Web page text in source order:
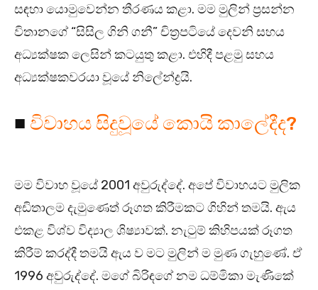
සඳහා යොමුවෙන්න තීරණය කළා. මම මුලින් ප්‍රසන්න
විතානගේ “සිසිල ගිනි ගනී” චිත්‍රපටියේ දෙවනි සහය
අධ්‍යක්ෂක ලෙසින් කටයුතු කළා. එහිදී පළමු සහය
අධ්‍යක්ෂකවරයා වූයේ නිලේන්ද්‍රයි.
■ විවාහය සිදුවූයේ කොයි කාලේදීද?
මම විවාහ වූයේ 2001 අවුරුද්දේ. අපේ විවාහයට මුලික
අඩිතාලම දැමුණෙත් රූගත කිරීමකට ගිහින් තමයි. ඇය
එකළ විශ්ව විද්‍යාල ශිෂ්‍යාවක්. නැටුම් කිහිපයක් රූගත
කිරීම් කරද්දී තමයි ඇය ව මට මුලින් ම මුණ ගැහුණේ. ඒ
1996 අවුරුද්දේ. මගේ බිරිඳගේ නම ධම්මිකා මැණිකේ